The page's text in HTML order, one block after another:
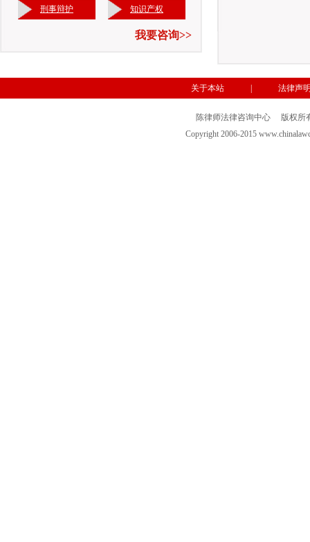
刑事辩护 知识产权
我要咨询>>
关于本站 法律声
陈律师法律咨询中心 版权所
Copyright 2006-2015